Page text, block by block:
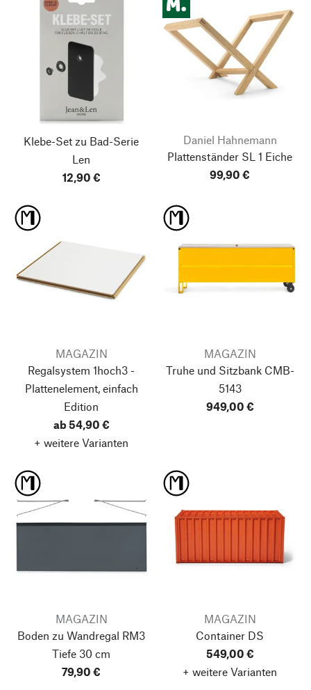
Klebe-Set zu Bad-Serie
Len
12,90 €
Daniel Hahnemann
Plattenständer SL 1 Eiche
99,90 €
MAGAZIN
Regalsystem 1hoch3 -
Plattenelement, einfach
Edition
ab 54,90 €
+ weitere Varianten
MAGAZIN
Truhe und Sitzbank CMB-
5143
949,00 €
MAGAZIN
Boden zu Wandregal RM3
Tiefe 30 cm
79,90 €
MAGAZIN
Container DS
549,00 €
+ weitere Varianten